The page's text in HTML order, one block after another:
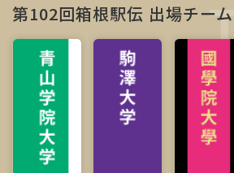
第102回箱根駅伝 出場チーム